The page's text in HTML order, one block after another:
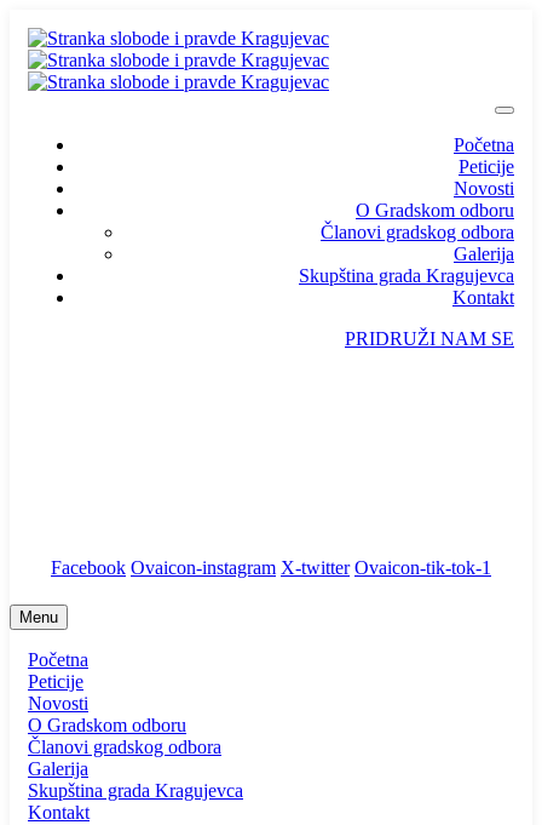
Početna
Peticije
Novosti
O Gradskom odboru
Članovi gradskog odbora
Galerija
Skupština grada Kragujevca
Kontakt
PRIDRUŽI NAM SE
Facebook Ovaicon-instagram X-twitter Ovaicon-tik-tok-1
Menu
Početna
Peticije
Novosti
O Gradskom odboru
Članovi gradskog odbora
Galerija
Skupština grada Kragujevca
Kontakt